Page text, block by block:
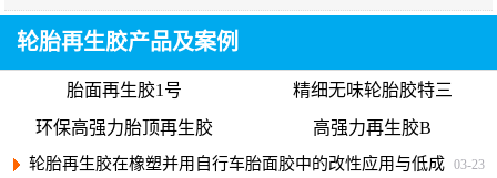
轮胎再生胶产品及案例
胎面再生胶1号 精细无味轮胎胶特三
环保高强力胎顶再生胶 高强力再生胶B
03-23
轮胎再生胶在橡塑并用自行车胎面胶中的改性应用与低成